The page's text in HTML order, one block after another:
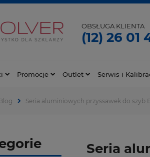
OBSŁUGA KLIENTA
(12) 26 01
Promocje Outlet Serwis i
Seria aluminiowych przyssawek do szyb
Seria